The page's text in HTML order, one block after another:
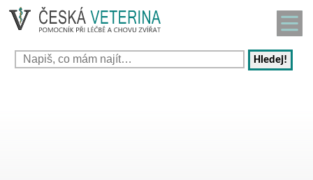
Hledej!